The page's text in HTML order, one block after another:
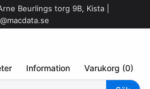
Beurlings torg 9B, Kista |
Information Varukorg (0)